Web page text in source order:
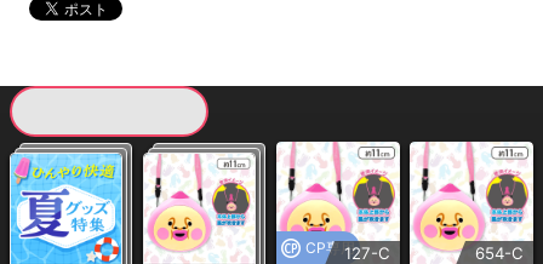
CP専用127-C 654-C